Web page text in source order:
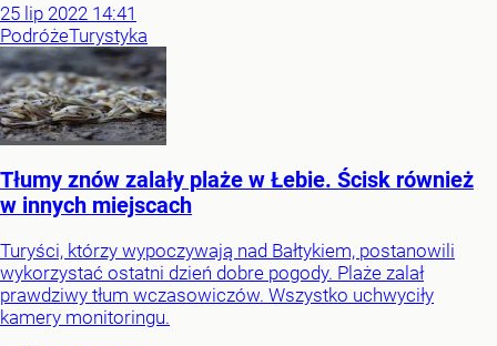
25 lip 2022 14:41
PodróżeTurystyka
Tłumy znów zalały plaże w Łebie. Ścisk również
w innych miejscach
Turyści, którzy wypoczywają nad Bałtykiem, postanowili
wykorzystać ostatni dzień dobre pogody. Plaże zalał
prawdziwy tłum wczasowiczów. Wszystko uchwyciły
kamery monitoringu.